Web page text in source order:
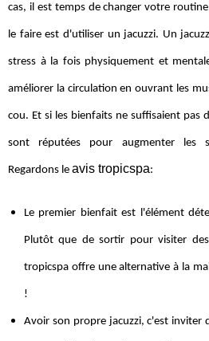
cas, il est temps de changer votre
le faire est d'utiliser un jacuzzi. Un
stress à la fois physiquement et
améliorer la circulation en ouvrant les
cou. Et si les bienfaits ne suffisaient pas
sont réputées pour augmenter les
Regardons le avis tropicspa:
Le premier bienfait est l'élément
Plutôt que de sortir pour visiter
tropicspa offre une alternative à la
!
Avoir son propre jacuzzi, c'est inviter